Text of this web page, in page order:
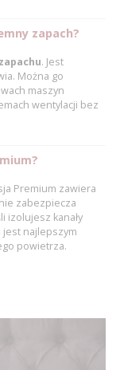
zapach?
. Jest
Można go
maszyn
wentylacji bez
Premium zawiera
zabezpiecza
izolujesz kanały
jest najlepszym
powietrza.